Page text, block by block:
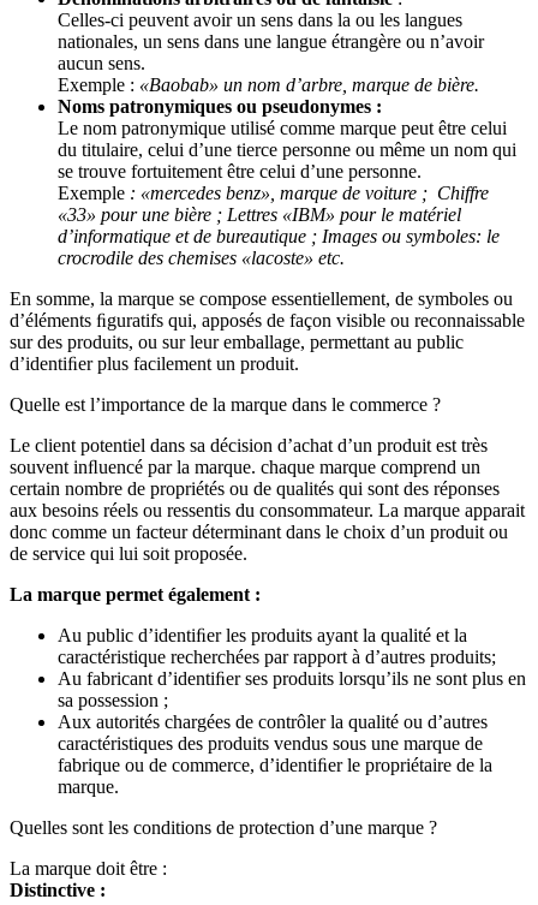
Celles-ci peuvent avoir un sens dans la ou les langues
nationales, un sens dans une langue étrangère ou n’avoir
aucun sens.
Exemple : «Baobab» un nom d’arbre, marque de bière.
Noms patronymiques ou pseudonymes :
Le nom patronymique utilisé comme marque peut être celui
du titulaire, celui d’une tierce personne ou même un nom qui
se trouve fortuitement être celui d’une personne.
Exemple : «mercedes benz», marque de voiture ; Chiffre
«33» pour une bière ; Lettres «IBM» pour le matériel
d’informatique et de bureautique ; Images ou symboles: le
crocrodile des chemises «lacoste» etc.
En somme, la marque se compose essentiellement, de symboles ou
d’éléments ﬁguratifs qui, apposés de façon visible ou reconnaissable
sur des produits, ou sur leur emballage, permettant au public
d’identiﬁer plus facilement un produit.
Quelle est l’importance de la marque dans le commerce ?
Le client potentiel dans sa décision d’achat d’un produit est très
souvent inﬂuencé par la marque. chaque marque comprend un
certain nombre de propriétés ou de qualités qui sont des réponses
aux besoins réels ou ressentis du consommateur. La marque apparait
donc comme un facteur déterminant dans le choix d’un produit ou
de service qui lui soit proposée.
La marque permet également :
Au public d’identiﬁer les produits ayant la qualité et la
caractéristique recherchées par rapport à d’autres produits;
Au fabricant d’identiﬁer ses produits lorsqu’ils ne sont plus en
sa possession ;
Aux autorités chargées de contrôler la qualité ou d’autres
caractéristiques des produits vendus sous une marque de
fabrique ou de commerce, d’identiﬁer le propriétaire de la
marque.
Quelles sont les conditions de protection d’une marque ?
La marque doit être :
Distinctive :